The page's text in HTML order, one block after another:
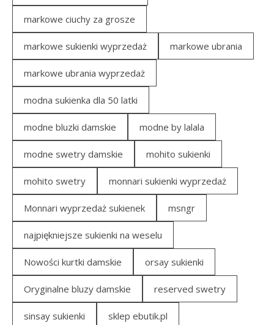
markowe ciuchy za grosze
markowe sukienki wyprzedaż markowe ubrania
markowe ubrania wyprzedaż
modna sukienka dla 50 latki
modne bluzki damskie modne by lalala
modne swetry damskie mohito sukienki
mohito swetry monnari sukienki wyprzedaż
Monnari wyprzedaż sukienek msngr
najpiękniejsze sukienki na weselu
Nowości kurtki damskie orsay sukienki
Oryginalne bluzy damskie reserved swetry
sinsay sukienki sklep ebutik.pl